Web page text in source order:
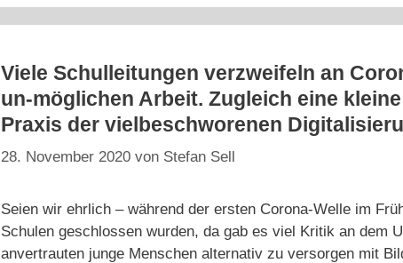
Viele Schulleitungen verzweifeln an
un-möglichen Arbeit. Zugleich eine
Praxis der vielbeschworenen
28. November 2020 von Stefan Sell
Seien wir ehrlich – während der ersten Corona-Welle im
Schulen geschlossen wurden, da gab es viel Kritik an dem
anvertrauten junge Menschen alternativ zu versorgen mit